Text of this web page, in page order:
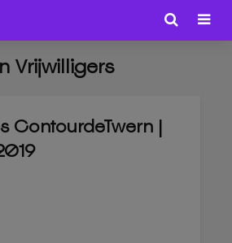
Vrijwilligers
ContourdeTwern |